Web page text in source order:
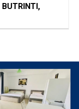
BUTRINTI,